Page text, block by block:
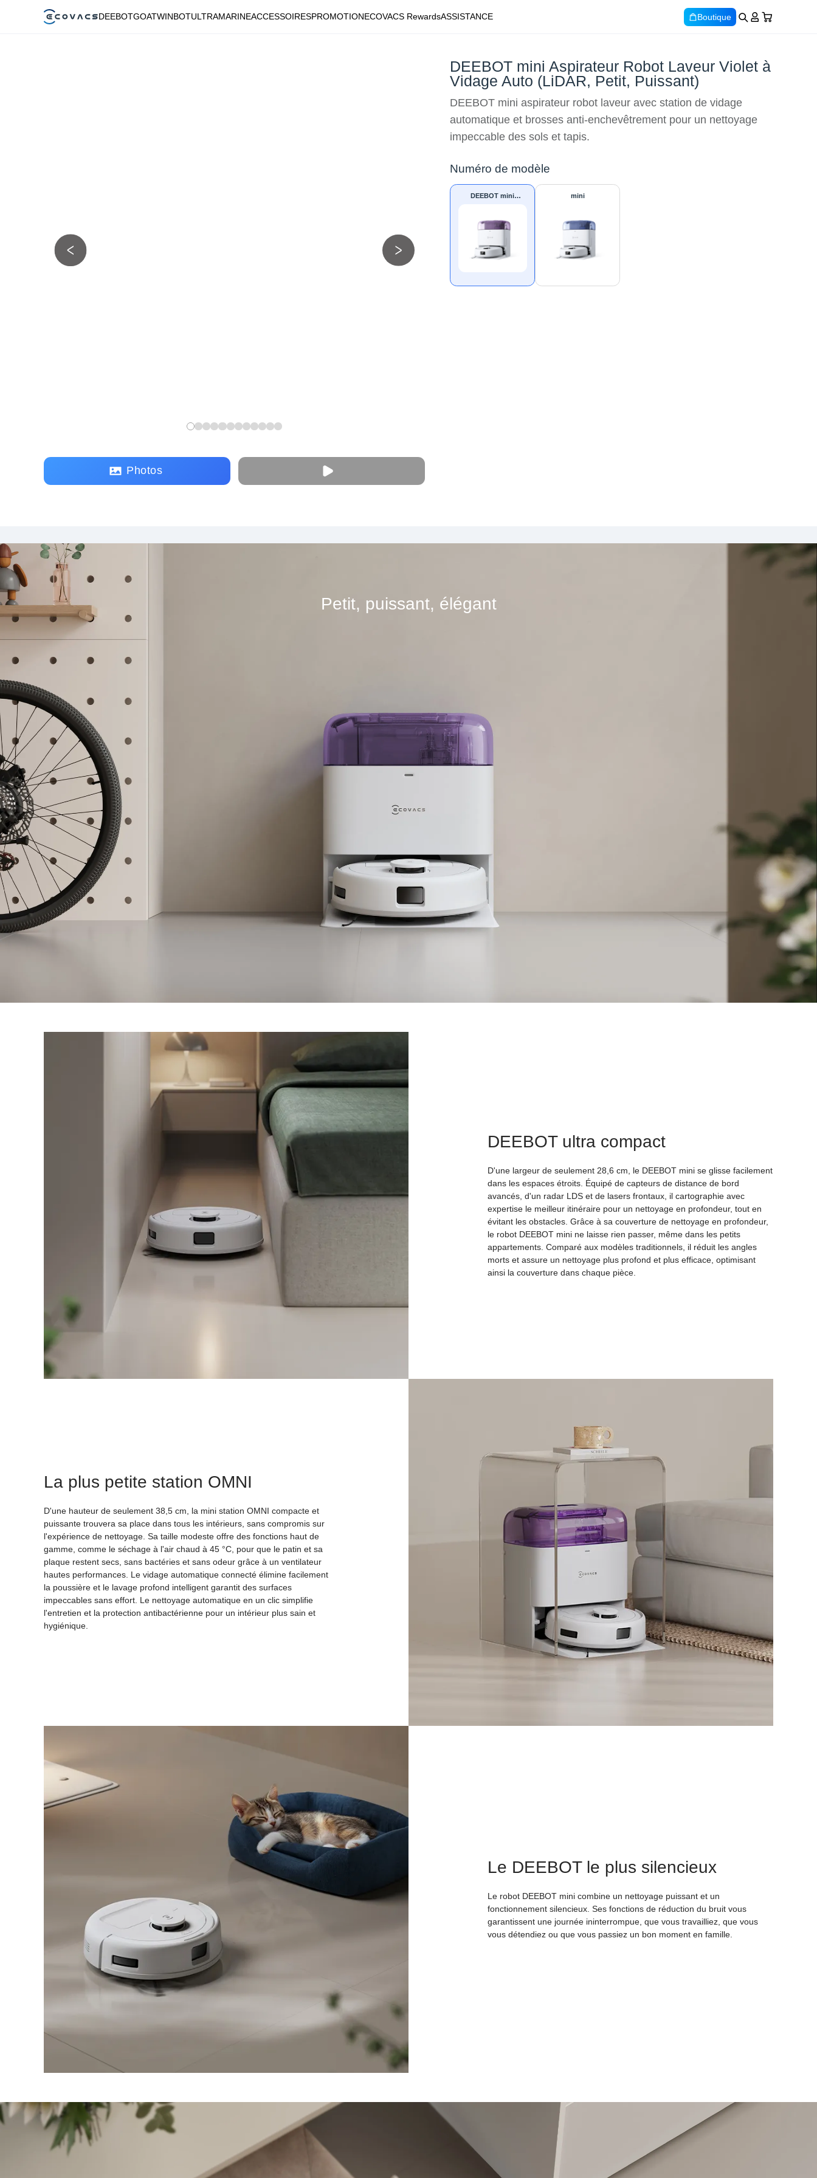
DEEBOTGOATWINBOTULTRAMARINEACCESSOIRESPROMOTIONECOVACS RewardsASSISTANCE Boutique
Photos
DEEBOT mini Aspirateur Robot Laveur Violet à
Vidage Auto (LiDAR, Petit, Puissant)
DEEBOT mini aspirateur robot laveur avec station de vidage
automatique et brosses anti-enchevêtrement pour un nettoyage
impeccable des sols et tapis.
Numéro de modèle
DEEBOT mini
Laveur Violet à
Vidage Auto (LiDAR,
mini
Petit, puissant, élégant
DEEBOT ultra compact
D'une largeur de seulement 28,6 cm, le DEEBOT mini se glisse facilement
dans les espaces étroits. Équipé de capteurs de distance de bord
avancés, d'un radar LDS et de lasers frontaux, il cartographie avec
expertise le meilleur itinéraire pour un nettoyage en profondeur, tout en
évitant les obstacles. Grâce à sa couverture de nettoyage en profondeur,
le robot DEEBOT mini ne laisse rien passer, même dans les petits
appartements. Comparé aux modèles traditionnels, il réduit les angles
morts et assure un nettoyage plus profond et plus efficace, optimisant
ainsi la couverture dans chaque pièce.
La plus petite station OMNI
D'une hauteur de seulement 38,5 cm, la mini station OMNI compacte et
puissante trouvera sa place dans tous les intérieurs, sans compromis sur
l'expérience de nettoyage. Sa taille modeste offre des fonctions haut de
gamme, comme le séchage à l'air chaud à 45 °C, pour que le patin et sa
plaque restent secs, sans bactéries et sans odeur grâce à un ventilateur
hautes performances. Le vidage automatique connecté élimine facilement
la poussière et le lavage profond intelligent garantit des surfaces
impeccables sans effort. Le nettoyage automatique en un clic simplifie
l'entretien et la protection antibactérienne pour un intérieur plus sain et
hygiénique.
Le DEEBOT le plus silencieux
Le robot DEEBOT mini combine un nettoyage puissant et un
fonctionnement silencieux. Ses fonctions de réduction du bruit vous
garantissent une journée ininterrompue, que vous travailliez, que vous
vous détendiez ou que vous passiez un bon moment en famille.